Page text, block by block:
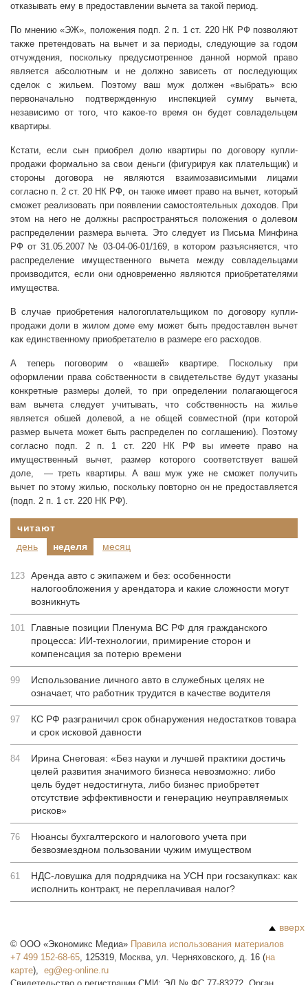
отказывать ему в предоставлении вычета за такой период.
По мнению «ЭЖ», положения подп. 2 п. 1 ст. 220 НК РФ позволяют
также претендовать на вычет и за периоды, следующие за годом
отчуждения, поскольку предусмотренное данной нормой право
является абсолютным и не должно зависеть от последующих
сделок с жильем. Поэтому ваш муж должен «выбрать» всю
первоначально подтвержденную инспекцией сумму вычета,
независимо от того, что какое-то время он будет совладельцем
квартиры.
Кстати, если сын приобрел долю квартиры по договору купли-
продажи формально за свои деньги (фигурируя как плательщик) и
стороны договора не являются взаимозависимыми лицами
согласно п. 2 ст. 20 НК РФ, он также имеет право на вычет, который
сможет реализовать при появлении самостоятельных доходов. При
этом на него не должны распространяться положения о долевом
распределении размера вычета. Это следует из Письма Минфина
РФ от 31.05.2007 № 03-04-06-01/169, в котором разъясняется, что
распределение имущественного вычета между совладельцами
производится, если они одновременно являются приобретателями
имущества.
В случае приобретения налогоплательщиком по договору купли-
продажи доли в жилом доме ему может быть предоставлен вычет
как единственному приобретателю в размере его расходов.
А теперь поговорим о «вашей» квартире. Поскольку при
оформлении права собственности в свидетельстве будут указаны
конкретные размеры долей, то при определении полагающегося
вам вычета следует учитывать, что собственность на жилье
является обшей долевой, а не общей совместной (при которой
размер вычета может быть распределен по соглашению). Поэтому
согласно подп. 2 п. 1 ст. 220 НК РФ вы имеете право на
имущественный вычет, размер которого соответствует вашей
доле, — треть квартиры. А ваш муж уже не сможет получить
вычет по этому жилью, поскольку повторно он не предоставляется
(подп. 2 п. 1 ст. 220 НК РФ).
читают
день
неделя месяц
123 Аренда авто с экипажем и без: особенности
налогообложения у арендатора и какие сложности могут
возникнуть
101
Главные позиции Пленума ВС РФ для гражданского
процесса: ИИ-технологии, примирение сторон и
компенсация за потерю времени
99
Использование личного авто в служебных целях не
означает, что работник трудится в качестве водителя
97
КС РФ разграничил срок обнаружения недостатков товара
и срок исковой давности
84
Ирина Снеговая: «Без науки и лучшей практики достичь
целей развития значимого бизнеса невозможно: либо
цель будет недостигнута, либо бизнес приобретет
отсутствие эффективности и генерацию неуправляемых
рисков»
76
Нюансы бухгалтерского и налогового учета при
безвозмездном пользовании чужим имуществом
61
НДС-ловушка для подрядчика на УСН при госзакупках: как
исполнить контракт, не переплачивая налог?
вверх
© ООО «Экономикс Медиа» Правила использования материалов
+7 499 152-68-65, 125319, Москва, ул. Черняховского, д. 16 (на
карте),